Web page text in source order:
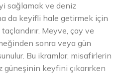
sağlamak ve deniz
da keyifli hale getirmek için
Meyve, çay ve
sonra veya gün
Bu ikramlar, misafirlerin
keyfini çıkarırken